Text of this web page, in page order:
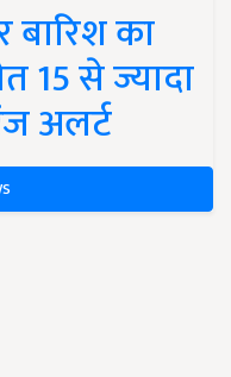
का
15 से ज्यादा
अलर्ट